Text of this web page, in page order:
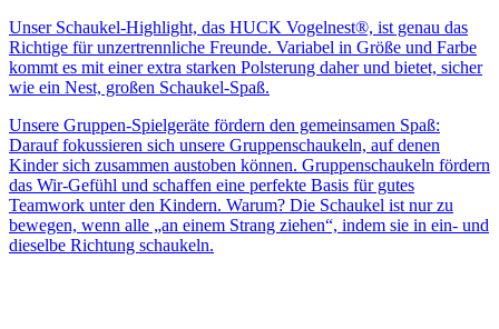
Unser Schaukel-Highlight, das HUCK Vogelnest®, ist genau das
Richtige für unzertrennliche Freunde. Variabel in Größe und Farbe
kommt es mit einer extra starken Polsterung daher und bietet, sicher
wie ein Nest, großen Schaukel-Spaß.
Unsere Gruppen-Spielgeräte fördern den gemeinsamen Spaß:
Darauf fokussieren sich unsere Gruppenschaukeln, auf denen
Kinder sich zusammen austoben können. Gruppenschaukeln fördern
das Wir-Gefühl und schaffen eine perfekte Basis für gutes
Teamwork unter den Kindern. Warum? Die Schaukel ist nur zu
bewegen, wenn alle „an einem Strang ziehen“, indem sie in ein- und
dieselbe Richtung schaukeln.